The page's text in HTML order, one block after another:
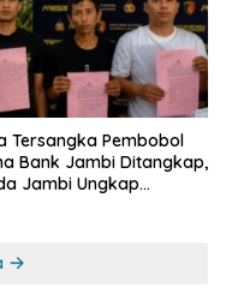
Tersangka Pembobol
Bank Jambi Ditangkap,
Jambi Ungkap